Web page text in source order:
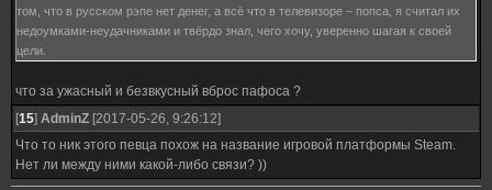
том, что в русском рэпе нет денег, а всё что в телевизоре – попса, я считал их
недоумками-неудачниками и твёрдо знал, чего хочу, уверенно шагая к своей
цели.
что за ужасный и безвкусный вброс пафоса ?
[15] AdminZ [2017-05-26, 9:26:12]
Что то ник этого певца похож на название игровой платформы Steam.
Нет ли между ними какой-либо связи? ))